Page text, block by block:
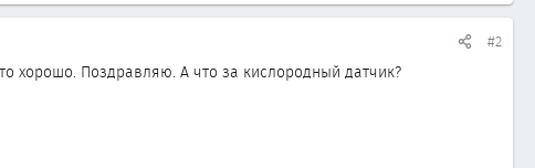
#2
хорошо. Поздравляю. А что за кислородный датчик?